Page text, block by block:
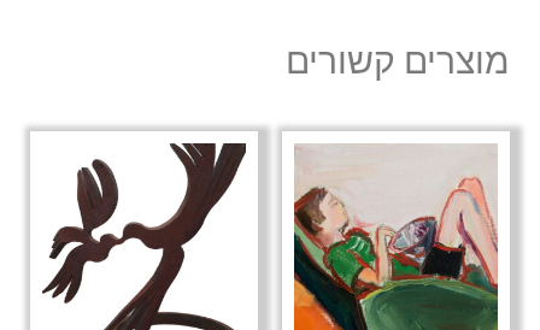
a
p
e
מוצרים קשורים